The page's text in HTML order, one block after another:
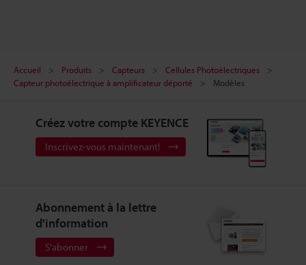
Accueil Produits Capteurs
Cellules Photoélectriques
Capteur photoélectrique à amplificateur déporté
Modèles
Créez votre compte KEYENCE
Inscrivez-vous maintenant!
Abonnement à la lettre
d'information
S'abonner